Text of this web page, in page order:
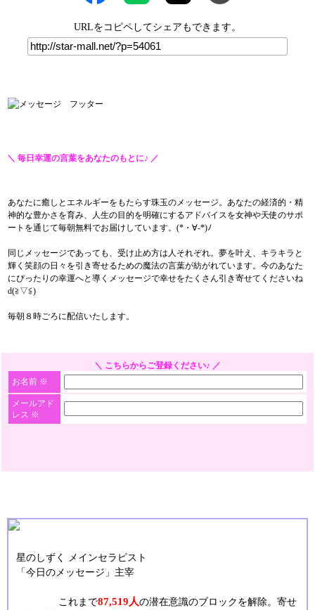
URLをコピペしてシェアもできます。
＼ 毎日幸運の言葉をあなたのもとに♪ ／
あなたに癒しとエネルギーをもたらす珠玉のメッセージ。あなたの経済的・精
神的な豊かさを育み、人生の目的を明確にするアドバイスを女神や天使のサポ
ートを通じて毎朝無料でお届けしています。(*・∀-*)ﾉ
同じメッセージであっても、受け止め方は人それぞれ。夢を叶え、キラキラと
輝く笑顔の日々を引き寄せるための魔法の言葉が紡がれています。今のあなた
にぴったりの幸運へと導くメッセージで幸せをたくさん引き寄せてくださいね
d(≧▽≦)
毎朝８時ごろに配信いたします。
＼ こちらからご登録ください♪ ／
お名前 ※
メールアド
レス ※
星のしずく メインセラピスト
「今日のメッセージ」主宰
これまで87,519人の潜在意識のブロックを解除。寄せ